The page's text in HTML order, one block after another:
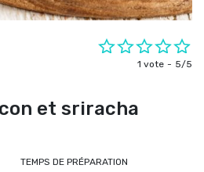
1 vote 5/5
et sriracha
TEMPS DE PRÉPARATION